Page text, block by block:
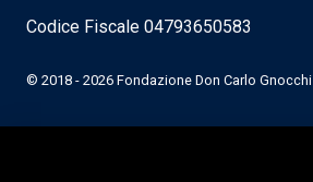
Codice Fiscale 04793650583
© 2018 - 2026 Fondazione Don Carlo Gnocchi